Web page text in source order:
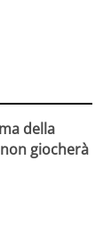
della
giocherà